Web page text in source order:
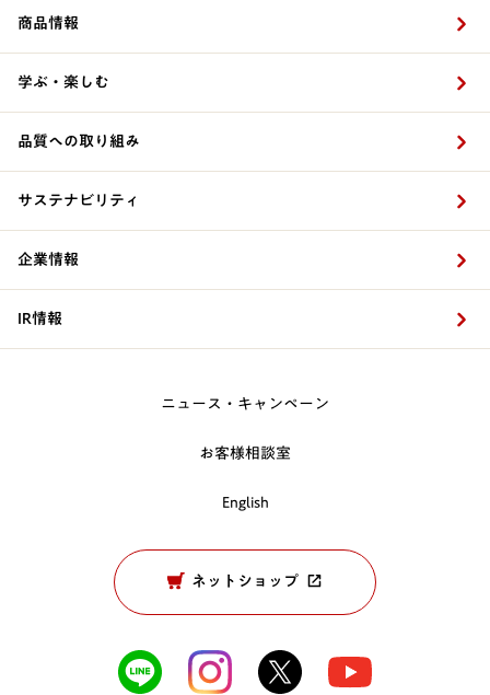
商品情報
学ぶ・楽しむ
品質への取り組み
サステナビリティ
企業情報
IR情報
ニュース・キャンペーン
お客様相談室
English
ネットショップ